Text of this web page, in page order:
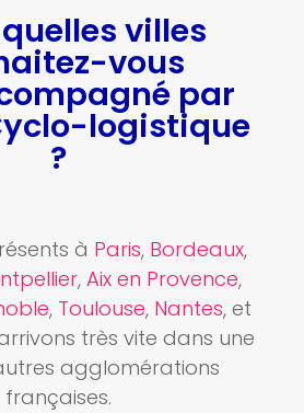
villes
vous
par
logistique
?
à Paris, Bordeaux,
,Aix en Provence,
, Toulouse, Nantes, et
très vite dans une
agglomérations
françaises.